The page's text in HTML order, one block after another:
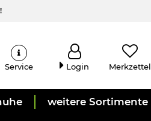
Service Login Merkzettel
weitere Sortimente